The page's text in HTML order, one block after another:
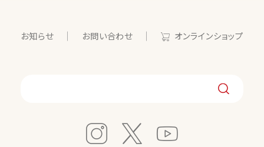
お知らせ お問い合わせ オンラインショップ